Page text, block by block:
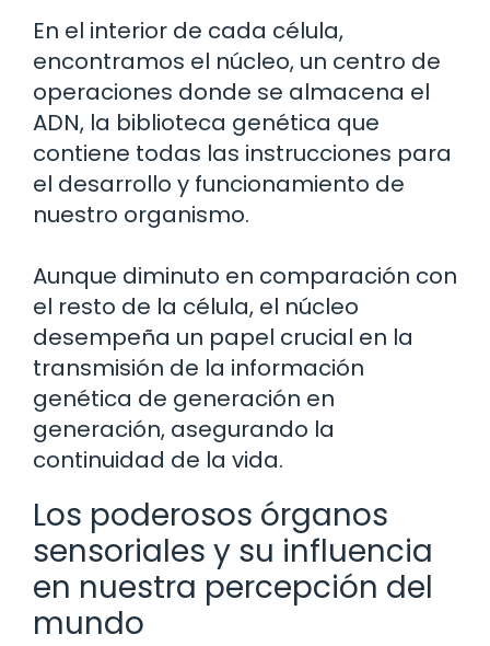
En el interior de cada célula,
encontramos el núcleo, un centro de
operaciones donde se almacena el
ADN, la biblioteca genética que
contiene todas las instrucciones para
el desarrollo y funcionamiento de
nuestro organismo.
Aunque diminuto en comparación con
el resto de la célula, el núcleo
desempeña un papel crucial en la
transmisión de la información
genética de generación en
generación, asegurando la
continuidad de la vida.
Los poderosos órganos
sensoriales y su influencia
en nuestra percepción del
mundo